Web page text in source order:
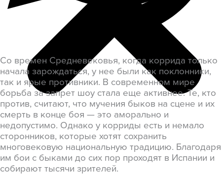
Со времен Средневековья, когда коррида только
начала зарождаться, у нее были как поклонники,
так и ярые противники. В современном мире
борьба за запрет шоу стала еще активнее. Те, кто
против, считают, что мучения быков на сцене и их
смерть в конце боя — это аморально и
недопустимо. Однако у корриды есть и немало
сторонников, которые хотят сохранить
многовековую национальную традицию. Благодаря
им бои с быками до сих пор проходят в Испании и
собирают тысячи зрителей.